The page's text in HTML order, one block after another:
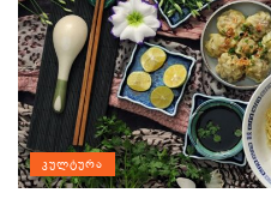
ᲙᲣᲚᲢᲣᲠᲐ